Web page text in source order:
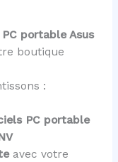
PC portable Asus
boutique
:
PC portable
avec votre